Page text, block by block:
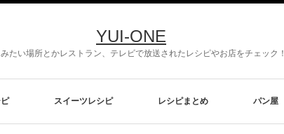
YUI-ONE
たい場所とかレストラン、テレビで放送されたレシピやお店をチェック！
スイーツレシピ レシピまとめ パン屋